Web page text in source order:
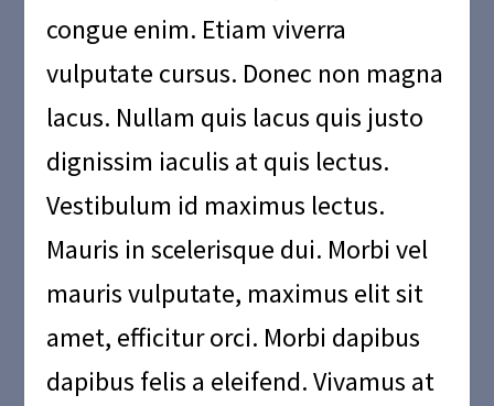
congue enim. Etiam viverra
vulputate cursus. Donec non magna
lacus. Nullam quis lacus quis justo
dignissim iaculis at quis lectus.
Vestibulum id maximus lectus.
Mauris in scelerisque dui. Morbi vel
mauris vulputate, maximus elit sit
amet, efficitur orci. Morbi dapibus
dapibus felis a eleifend. Vivamus at